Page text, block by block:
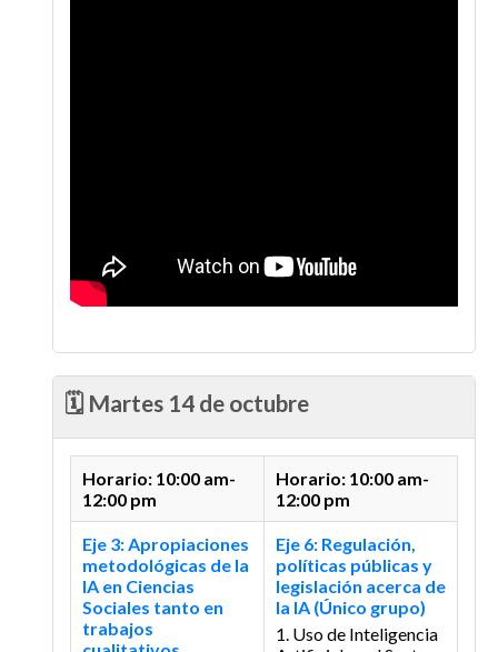
🗓️ Martes 14 de octubre
Horario: 10:00 am-
12:00 pm
Horario: 10:00 am-
12:00 pm
Eje 3: Apropiaciones
metodológicas de la
IA en Ciencias
Sociales tanto en
trabajos
Eje 6: Regulación,
políticas públicas y
legislación acerca de
la IA (Único grupo)
1. Uso de Inteligencia